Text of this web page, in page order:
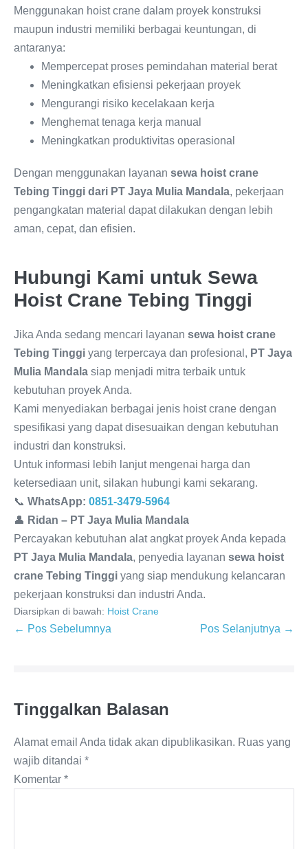
Menggunakan hoist crane dalam proyek konstruksi
maupun industri memiliki berbagai keuntungan, di
antaranya:
Mempercepat proses pemindahan material berat
Meningkatkan efisiensi pekerjaan proyek
Mengurangi risiko kecelakaan kerja
Menghemat tenaga kerja manual
Meningkatkan produktivitas operasional
Dengan menggunakan layanan sewa hoist crane
Tebing Tinggi dari PT Jaya Mulia Mandala, pekerjaan
pengangkatan material dapat dilakukan dengan lebih
aman, cepat, dan efisien.
Hubungi Kami untuk Sewa
Hoist Crane Tebing Tinggi
Jika Anda sedang mencari layanan sewa hoist crane
Tebing Tinggi yang terpercaya dan profesional, PT Jaya
Mulia Mandala siap menjadi mitra terbaik untuk
kebutuhan proyek Anda.
Kami menyediakan berbagai jenis hoist crane dengan
spesifikasi yang dapat disesuaikan dengan kebutuhan
industri dan konstruksi.
Untuk informasi lebih lanjut mengenai harga dan
ketersediaan unit, silakan hubungi kami sekarang.
📞 WhatsApp: 0851-3479-5964
👤 Ridan – PT Jaya Mulia Mandala
Percayakan kebutuhan alat angkat proyek Anda kepada
PT Jaya Mulia Mandala, penyedia layanan sewa hoist
crane Tebing Tinggi yang siap mendukung kelancaran
pekerjaan konstruksi dan industri Anda.
Diarsipkan di bawah: Hoist Crane
← Pos Sebelumnya Pos Selanjutnya →
Tinggalkan Balasan
Alamat email Anda tidak akan dipublikasikan. Ruas yang
wajib ditandai *
Komentar *